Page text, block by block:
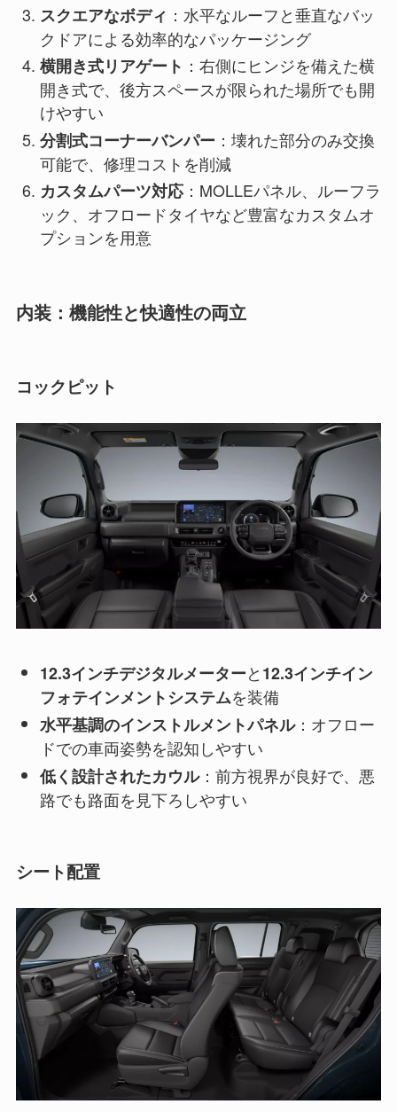
スクエアなボディ ：水平なルーフと垂直なバッ
クドアによる効率的なパッケージング
横開き式リアゲート ：右側にヒンジを備えた横
開き式で、後方スペースが限られた場所でも開
けやすい
分割式コーナーバンパー ：壊れた部分のみ交換
可能で、修理コストを削減
カスタムパーツ対応：MOLLEパネル、ルーフラ
ック、オフロードタイヤなど豊富なカスタムオ
プションを用意
内装：機能性と快適性の両立
コックピット
12.3インチデジタルメーターと12.3インチイン
フォテインメントシステムを装備
水平基調のインストルメントパネル：オフロー
ドでの車両姿勢を認知しやすい
低く設計されたカウル：前方視界が良好で、悪
路でも路面を見下ろしやすい
シート配置